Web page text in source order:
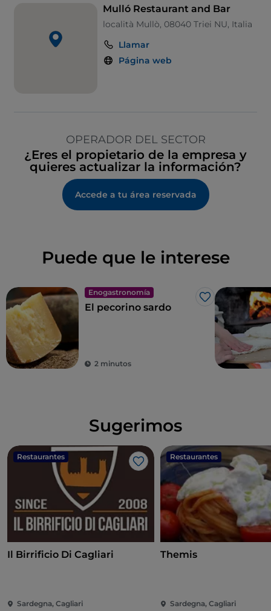
Mulló Restaurant and Bar
località Mullò, 08040 Triei NU, Italia
Llamar
Página web
OPERADOR DEL SECTOR
¿Eres el propietario de la empresa y
quieres actualizar la información?
Accede a tu área reservada
Puede que le interese
Enogastronomía
Me gusta
El pecorino sardo
2 minutos
Sugerimos
Restaurantes
Me gusta
Il Birrificio Di Cagliari
Sardegna, Cagliari
Restaurantes
Themis
Sardegna, Cagliari